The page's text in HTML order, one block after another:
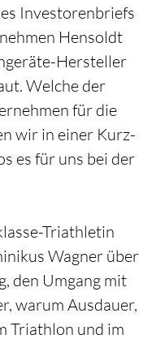
Investorenbriefs
Hensoldt
Hersteller
Welche der
für die
wir in einer Kurz-
es für uns bei der
Triathletin
Wagner über
den Umgang mit
warum Ausdauer,
Triathlon und im